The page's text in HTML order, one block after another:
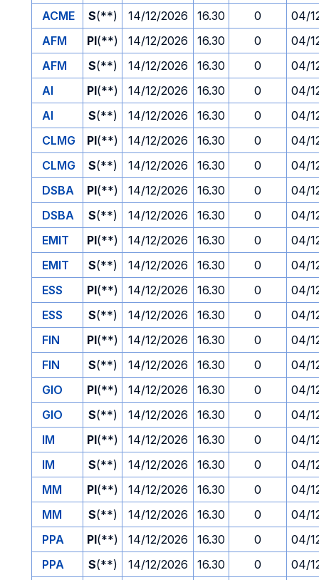
ACME
S(**) 14/12/2026 16.30 0
04/
AFM
PI(**) 14/12/2026 16.30 0
04/
AFM
S(**) 14/12/2026 16.30 0
04/
AI
PI(**) 14/12/2026 16.30 0
04/
AI
S(**) 14/12/2026 16.30 0
04/
CLMG
PI(**) 14/12/2026 16.30 0
04/
CLMG
S(**) 14/12/2026 16.30 0
04/
DSBA
PI(**) 14/12/2026 16.30 0
04/
DSBA
S(**) 14/12/2026 16.30 0
04/
EMIT
PI(**) 14/12/2026 16.30 0
04/
EMIT
S(**) 14/12/2026 16.30 0
04/
ESS
PI(**) 14/12/2026 16.30 0
04/
ESS
S(**) 14/12/2026 16.30 0
04/
FIN
PI(**) 14/12/2026 16.30 0
04/
FIN
S(**) 14/12/2026 16.30 0
04/
GIO
PI(**) 14/12/2026 16.30 0
04/
GIO
S(**) 14/12/2026 16.30 0
04/
IM
PI(**) 14/12/2026 16.30 0
04/
IM
S(**) 14/12/2026 16.30 0
04/
MM
PI(**) 14/12/2026 16.30 0
04/
MM
S(**) 14/12/2026 16.30 0
04/
PPA
PI(**) 14/12/2026 16.30 0
04/
PPA
S(**) 14/12/2026 16.30 0 04/